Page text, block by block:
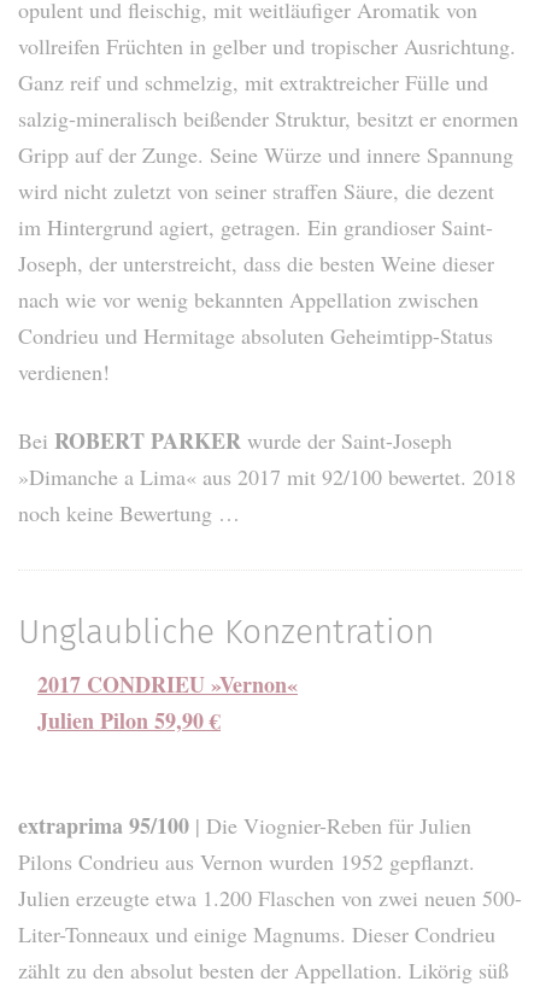
opulent und fleischig, mit weitläufiger Aromatik von
vollreifen Früchten in gelber und tropischer Ausrichtung.
Ganz reif und schmelzig, mit extraktreicher Fülle und
salzig-mineralisch beißender Struktur, besitzt er enormen
Gripp auf der Zunge. Seine Würze und innere Spannung
wird nicht zuletzt von seiner straffen Säure, die dezent
im Hintergrund agiert, getragen. Ein grandioser Saint-
Joseph, der unterstreicht, dass die besten Weine dieser
nach wie vor wenig bekannten Appellation zwischen
Condrieu und Hermitage absoluten Geheimtipp-Status
verdienen!
Bei ROBERT PARKER wurde der Saint-Joseph
»Dimanche a Lima« aus 2017 mit 92/100 bewertet. 2018
noch keine Bewertung …
Unglaubliche Konzentration
2017 CONDRIEU »Vernon«
Julien Pilon 59,90 €
extraprima 95/100 | Die Viognier-Reben für Julien
Pilons Condrieu aus Vernon wurden 1952 gepflanzt.
Julien erzeugte etwa 1.200 Flaschen von zwei neuen 500-
Liter-Tonneaux und einige Magnums. Dieser Condrieu
zählt zu den absolut besten der Appellation. Likörig süß